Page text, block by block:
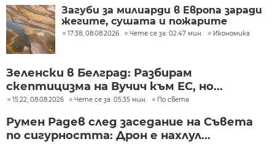
Загуби за милиарди в Европа заради
жегите, сушата и пожарите
17:38, 08.08.2026 Чете се за: 02:47 мин. Икономика
Зеленски в Белград: Разбирам
скептицизма на Вучич към ЕС, но...
15:22, 08.08.2026 Чете се за: 05:35 мин. По света
Румен Радев след заседание на Съвета
по сигурността: Дрон е нахлул...